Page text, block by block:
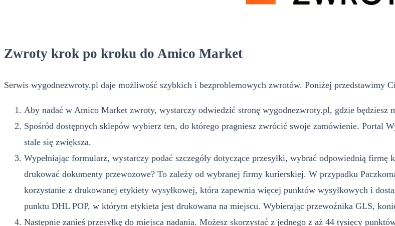
Zwroty krok po kroku do Amico Market
Serwis wygodnezwroty.pl daje możliwość szybkich i bezproblemowych zwrotów. Poniżej przedstawimy
Aby nadać w Amico Market zwroty, wystarczy odwiedzić stronę wygodnezwroty.pl, gdzie będziesz
Spośród dostępnych sklepów wybierz ten, do którego pragniesz zwrócić swoje zamówienie. Portal
stale się zwiększa.
Wypełniając formularz, wystarczy podać szczegóły dotyczące przesyłki, wybrać odpowiednią firmę
drukować dokumenty przewozowe? To zależy od wybranej firmy kurierskiej. W przypadku
korzystanie z drukowanej etykiety wysyłkowej, która zapewnia więcej punktów wysyłkowych i
punktu DHL POP, w którym etykieta jest drukowana na miejscu. Wybierając przewoźnika GLS,
Następnie zanieś przesyłkę do miejsca nadania. Możesz skorzystać z jednego z aż 44 tysięcy